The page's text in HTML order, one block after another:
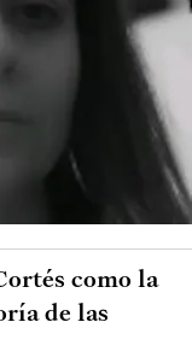
como la
de las